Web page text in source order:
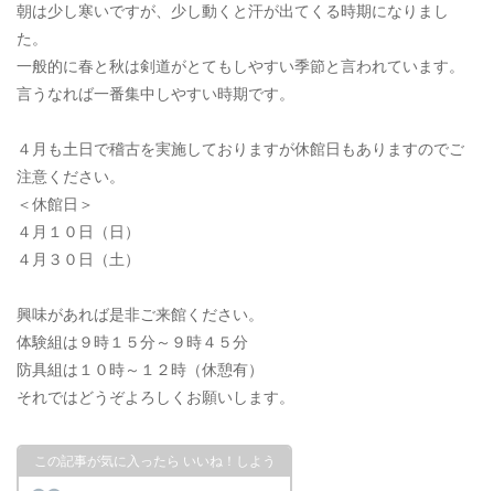
朝は少し寒いですが、少し動くと汗が出てくる時期になりまし
た。
一般的に春と秋は剣道がとてもしやすい季節と言われています。
言うなれば一番集中しやすい時期です。
４月も土日で稽古を実施しておりますが休館日もありますのでご
注意ください。
＜休館日＞
４月１０日（日）
４月３０日（土）
興味があれば是非ご来館ください。
体験組は９時１５分～９時４５分
防具組は１０時～１２時（休憩有）
それではどうぞよろしくお願いします。